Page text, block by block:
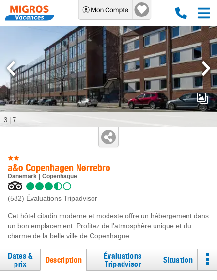
a&o Copenhagen Nørrebro
Danemark Copenhague
(582) Évaluations Tripadvisor
Cet hôtel citadin moderne et modeste offre un hébergement dans
un bon emplacement. Profitez de l'atmosphère unique et du
charme de la belle ville de Copenhague.
3 7
Dates &
prix
Description
Évaluations
Tripadvisor
Situation